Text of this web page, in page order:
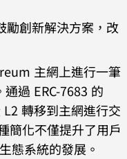
勵創新解決方案，改
主網上進行一筆
過 ERC-7683 的
轉移到主網進行交
簡化不僅提升了用戶
態系統的發展。